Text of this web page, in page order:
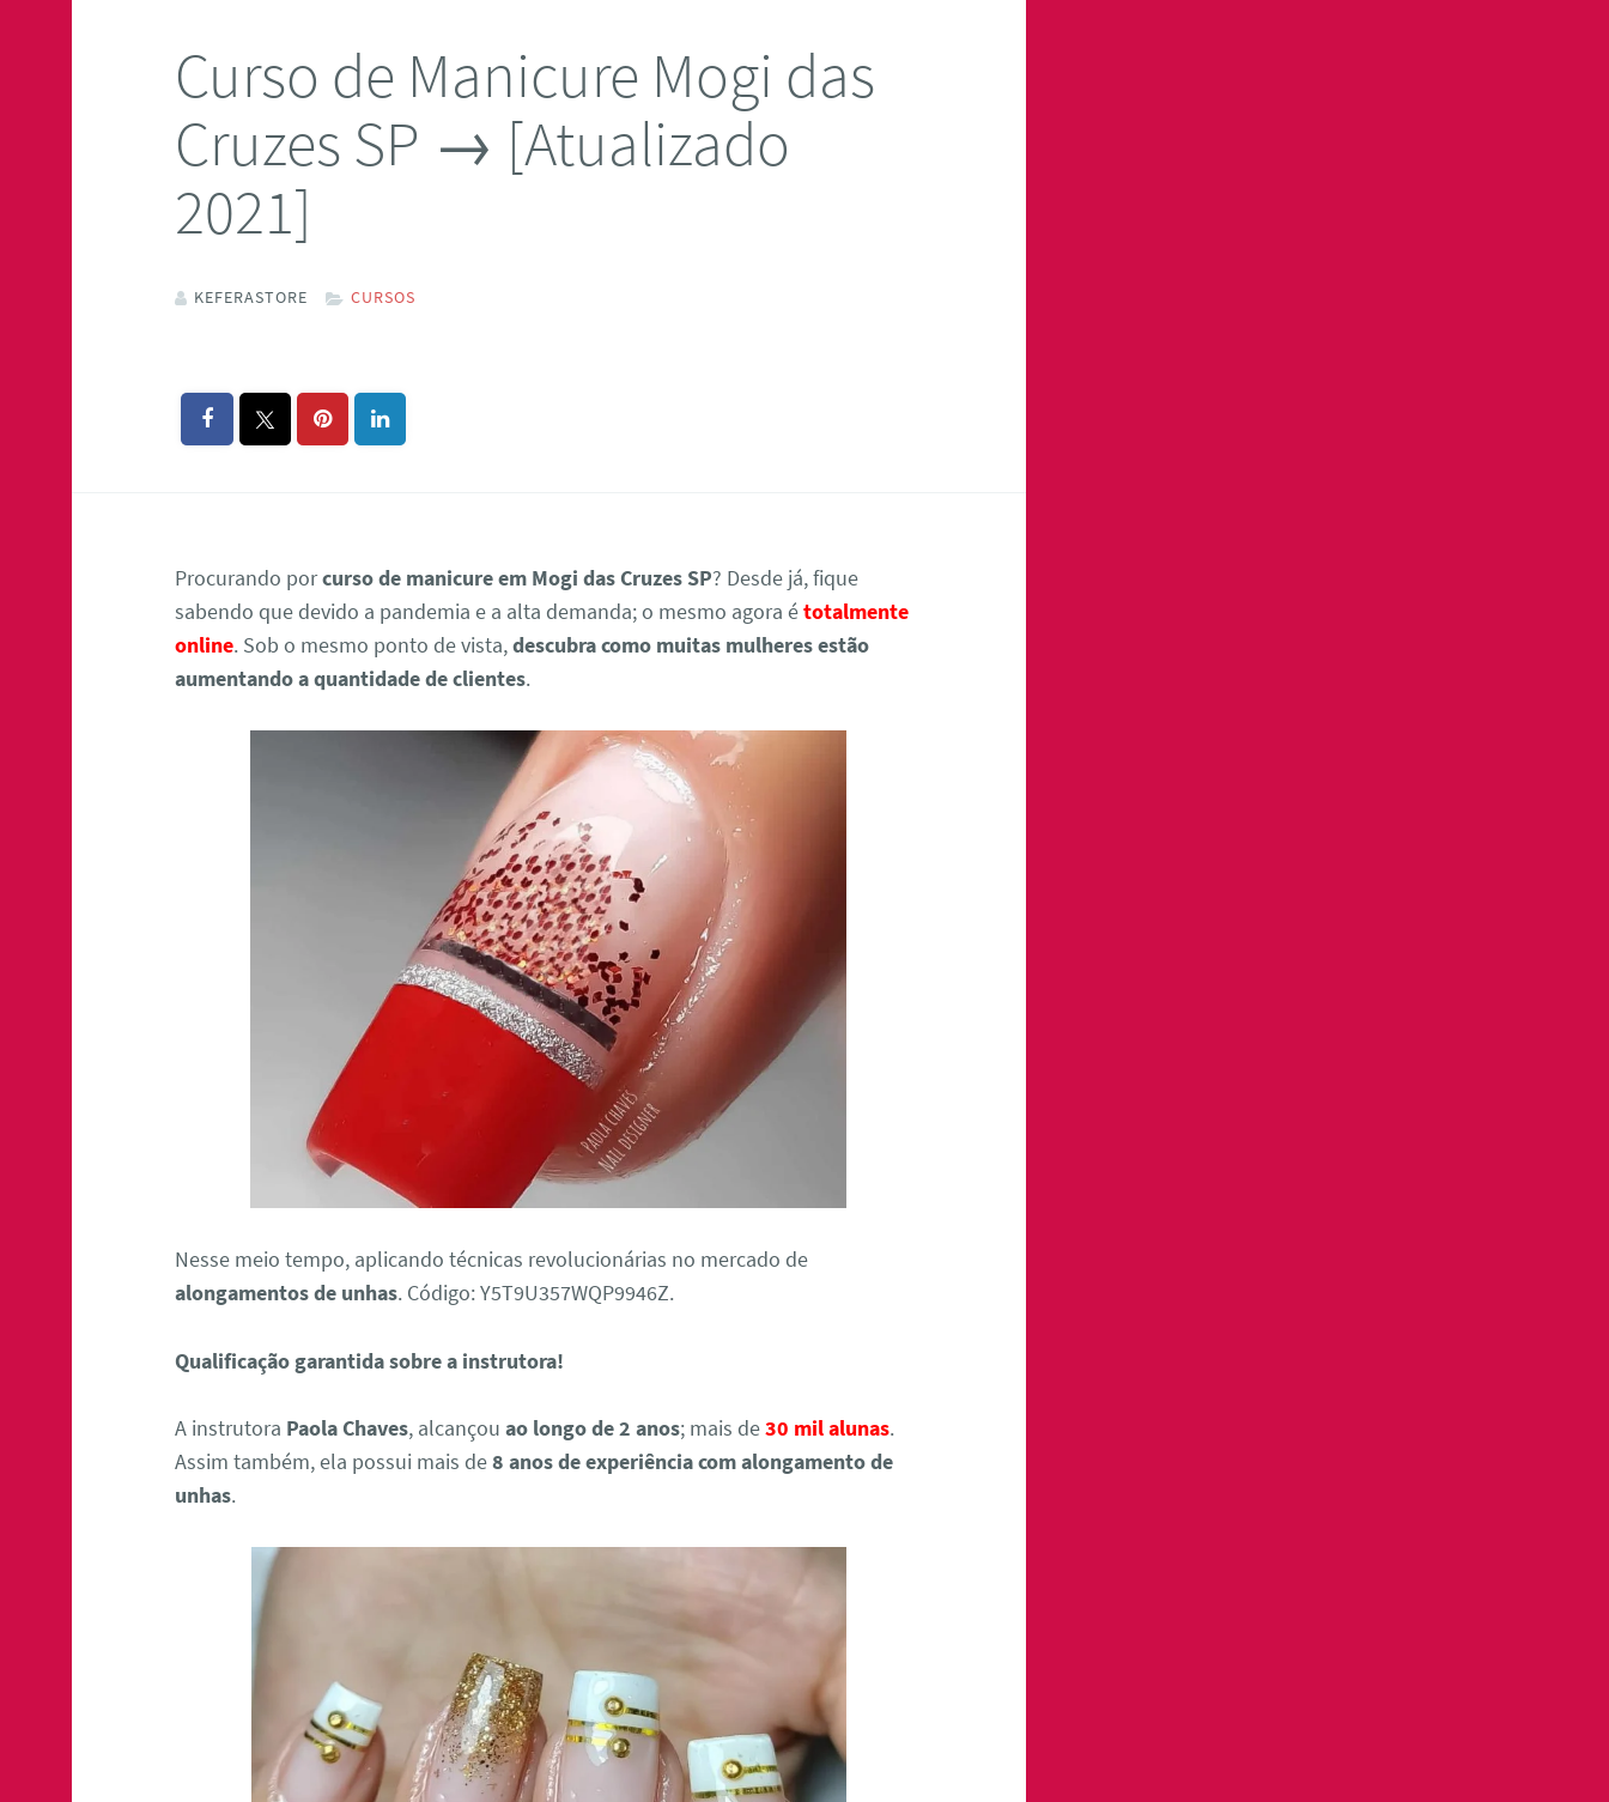
Curso de Manicure Mogi das
Cruzes SP → [Atualizado
2021]
KEFERASTORE CURSOS
Procurando porcurso de manicure em Mogi das Cruzes SP? Desde já, fique
sabendo que devido a pandemia e a alta demanda; o mesmo agora étotalmente
online. Sob o mesmo ponto de vista,descubra como muitas mulheres estão
aumentando a quantidade de clientes.
Nesse meio tempo, aplicando técnicas revolucionárias no mercado de
alongamentos de unhas. Código: Y5T9U357WQP9946Z.
Qualificação garantida sobre a instrutora!
A instrutora Paola Chaves, alcançouao longo de 2 anos; mais de30 mil alunas.
Assim também, ela possui mais de8 anos de experiência com alongamento de
unhas.